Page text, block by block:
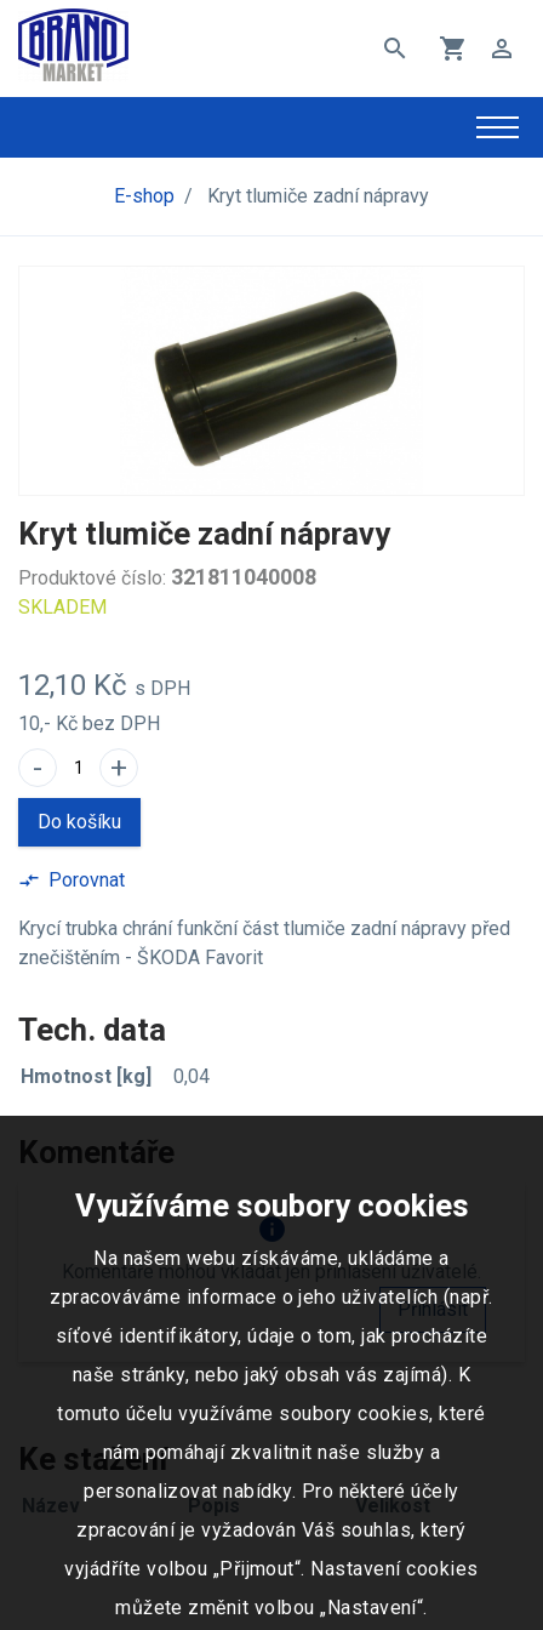
search shopping_cart perm_identity
E-shop / Kryt tlumiče zadní nápravy
Kryt tlumiče zadní nápravy
Produktové číslo: 321811040008
SKLADEM
12,10 Kč s DPH
10,- Kč bez DPH
- +
Do košíku
compare_arrows Porovnat
Krycí trubka chrání funkční část tlumiče zadní nápravy před
znečištěním - ŠKODA Favorit
Tech. data
Hmotnost [kg] 0,04
Komentáře
info
Komentáře mohou vkládat jen přihlášení uživatelé.
Přihlásit
Ke stažení
Název Popis Velikost
Využíváme soubory cookies
Na našem webu získáváme, ukládáme a
zpracováváme informace o jeho uživatelích (např.
síťové identifikátory, údaje o tom, jak procházíte
naše stránky, nebo jaký obsah vás zajímá). K
tomuto účelu využíváme soubory cookies, které
nám pomáhají zkvalitnit naše služby a
personalizovat nabídky. Pro některé účely
zpracování je vyžadován Váš souhlas, který
vyjádříte volbou „Přijmout“. Nastavení cookies
můžete změnit volbou „Nastavení“.